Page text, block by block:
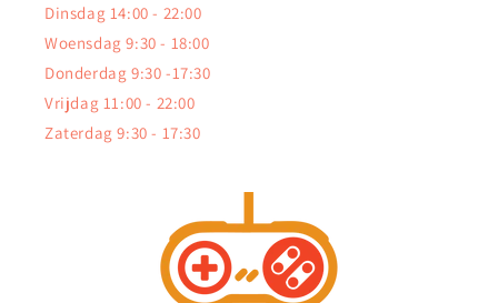
Dinsdag 14:00 - 22:00
Woensdag 9:30 - 18:00
Donderdag 9:30 -17:30
Vrijdag 11:00 - 22:00
Zaterdag 9:30 - 17:30